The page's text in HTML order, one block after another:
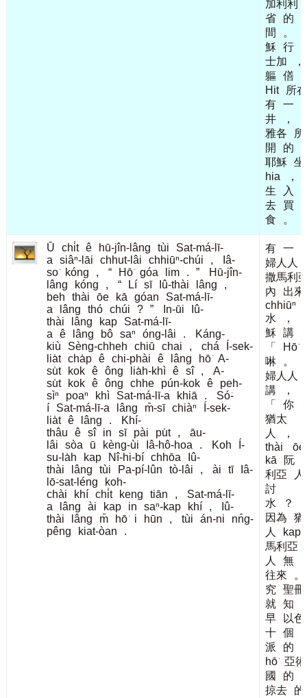
加利利
省
的
間
。
穌
行
士加
，
軀 僐
Hit
所在
有 一
井
，
雅各
所
開
的
耶穌
坐
hia
，
生
入
去
買
食
。
Ū chi̍t ê hū-jîn-lâng tùi
Sat-má-lī-
a
siâⁿ-lāi chhut-lâi chhiūⁿ-chúi ,
Iâ-
so͘
kóng , “ Hō͘ góa lim . ”
Hū-jîn-
lâng
kóng , “ Lí sī Iû-thài lâng
,
beh
thài ōe kā góan
Sat-má-lī-
a
lâng thó chúi ? ” In-ūi
Iû-
thài
lâng kap
Sat-má-lī-
a
ê lâng bô saⁿ óng-lâi .
Káng-
kiù
Sèng-chheh chiū chai , chá
Í-sek-
lia̍t cha̍p ê chi-phài ê lâng hō͘ A-
su̍t
kok ê ông lia̍h-khì ê sî ,
A-
su̍t
kok ê ông chhe pún-kok ê
peh-
sìⁿ
poaⁿ khì Sat-má-lī-a khiā .
Só͘-
í
Sat-má-lī-a lâng m̄-sī chiàⁿ
Í-sek-
lia̍t ê lâng .
Khí-
thâu
ê sî in sī pài pu̍t ,
āu-
lâi
sòa ū kèng-ùi Iâ-hô-hoa . Koh
Í-
su-la̍h
kap Nî-hi-bí chhōa
Iû-
thài
lâng tùi Pa-pí-lûn tò-lâi , ài tī
Iâ-
lō͘-sat-léng
koh-
chài
khí chi̍t keng tiān ,
Sat-má-lī-
a
lâng ài kap in saⁿ-kap khí ,
Iû-
thài
lâng m̄ hō͘ i hūn , tùi án-ni
nn̄g-
pêng
kiat-òan .
有 一
婦人人
撒馬利
內
出來
chhiūⁿ
水
，
穌
講
「
Hō͘
啉
。
婦人人
講
，
「
你
猶太
人
，
thài
ōe
kā
阮
利亞
人
討
水
？
因為
猶
人
kap
馬利亞
人
無
往來
。
究
聖冊
就 知
早
以
十 個
派
的
hō͘ 亞術
國
的
掠去
的